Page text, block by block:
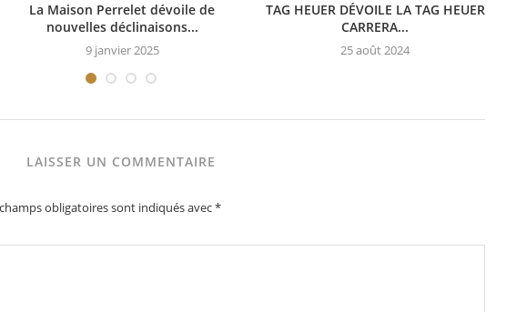
La Maison Perrelet dévoile de
nouvelles déclinaisons...
9 janvier 2025
TAG HEUER DÉVOILE LA TAG HEUER
CARRERA...
25 août 2024
LAISSER UN COMMENTAIRE
obligatoires sont indiqués avec*